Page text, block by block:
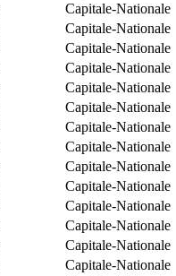
Capitale-Nationale
Capitale-Nationale
Capitale-Nationale
Capitale-Nationale
Capitale-Nationale
Capitale-Nationale
Capitale-Nationale
Capitale-Nationale
Capitale-Nationale
Capitale-Nationale
Capitale-Nationale
Capitale-Nationale
Capitale-Nationale
Capitale-Nationale